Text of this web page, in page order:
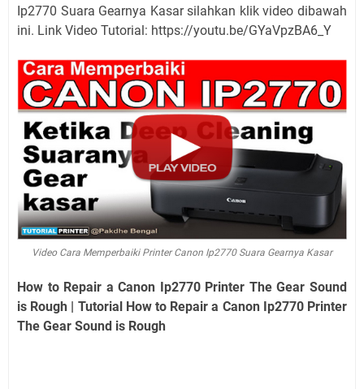
Ip2770 Suara Gearnya Kasar silahkan klik video dibawah
ini. Link Video Tutorial: https://youtu.be/GYaVpzBA6_Y
Video Cara Memperbaiki Printer Canon Ip2770 Suara Gearnya Kasar
How to Repair a Canon Ip2770 Printer The Gear Sound
is Rough | Tutorial How to Repair a Canon Ip2770 Printer
The Gear Sound is Rough